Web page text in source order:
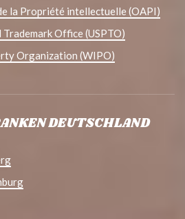
la Propriété intellectuelle (OAPI)
Office (USPTO)
Organization (WIPO)
DEUTSCHLAND